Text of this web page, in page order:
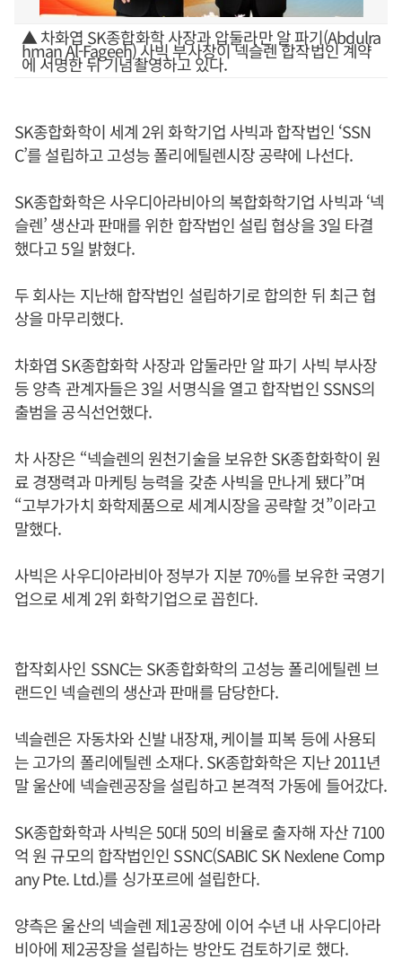
▲ 차화엽 SK종합화학 사장과 압둘라만 알 파기(Abdulra
hman Al-Fageeh) 사빅 부사장이 넥슬렌 합작법인 계약
에 서명한 뒤 기념촬영하고 있다.
SK종합화학이 세계 2위 화학기업 사빅과 합작법인 ‘SSN
C’를 설립하고 고성능 폴리에틸렌시장 공략에 나선다.
SK종합화학은 사우디아라비아의 복합화학기업 사빅과 ‘넥
슬렌’ 생산과 판매를 위한 합작법인 설립 협상을 3일 타결
했다고 5일 밝혔다.
두 회사는 지난해 합작법인 설립하기로 합의한 뒤 최근 협
상을 마무리했다.
차화엽 SK종합화학 사장과 압둘라만 알 파기 사빅 부사장
등 양측 관계자들은 3일 서명식을 열고 합작법인 SSNS의
출범을 공식선언했다.
차 사장은 “넥슬렌의 원천기술을 보유한 SK종합화학이 원
료 경쟁력과 마케팅 능력을 갖춘 사빅을 만나게 됐다”며
“고부가가치 화학제품으로 세계시장을 공략할 것”이라고
말했다.
사빅은 사우디아라비아 정부가 지분 70%를 보유한 국영기
업으로 세계 2위 화학기업으로 꼽힌다.
합작회사인 SSNC는 SK종합화학의 고성능 폴리에틸렌 브
랜드인 넥슬렌의 생산과 판매를 담당한다.
넥슬렌은 자동차와 신발 내장재, 케이블 피복 등에 사용되
는 고가의 폴리에틸렌 소재다. SK종합화학은 지난 2011년
말 울산에 넥슬렌공장을 설립하고 본격적 가동에 들어갔다.
SK종합화학과 사빅은 50대 50의 비율로 출자해 자산 7100
억 원 규모의 합작법인인 SSNC(SABIC SK Nexlene Comp
any Pte. Ltd.)를 싱가포르에 설립한다.
양측은 울산의 넥슬렌 제1공장에 이어 수년 내 사우디아라
비아에 제2공장을 설립하는 방안도 검토하기로 했다.